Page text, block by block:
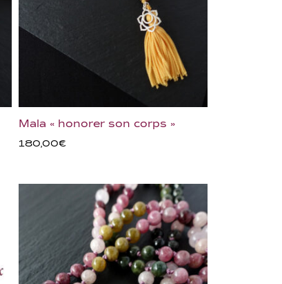
Mala « honorer son corps »
180,00€